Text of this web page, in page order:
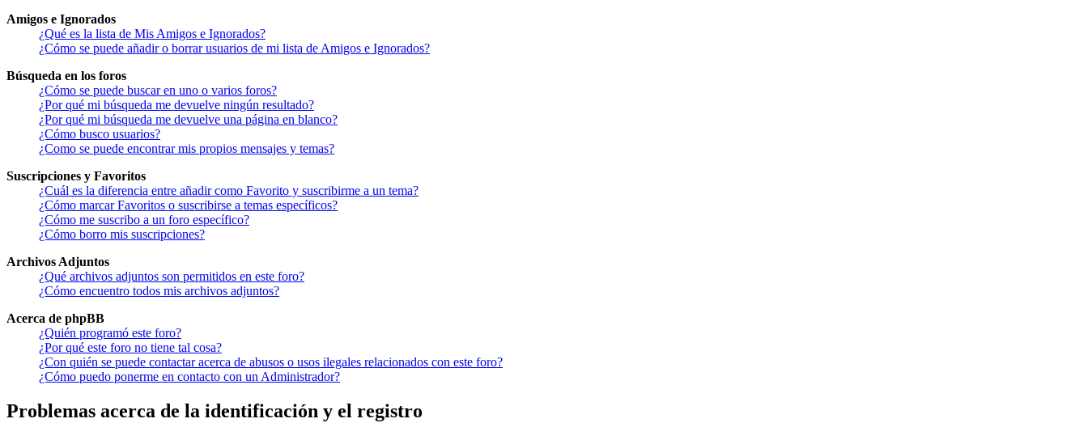
Amigos e Ignorados
¿Qué es la lista de Mis Amigos e Ignorados?
¿Cómo se puede añadir o borrar usuarios de mi lista de Amigos e Ignorados?
Búsqueda en los foros
¿Cómo se puede buscar en uno o varios foros?
¿Por qué mi búsqueda me devuelve ningún resultado?
¿Por qué mi búsqueda me devuelve una página en blanco?
¿Cómo busco usuarios?
¿Como se puede encontrar mis propios mensajes y temas?
Suscripciones y Favoritos
¿Cuál es la diferencia entre añadir como Favorito y suscribirme a un tema?
¿Cómo marcar Favoritos o suscribirse a temas específicos?
¿Cómo me suscribo a un foro específico?
¿Cómo borro mis suscripciones?
Archivos Adjuntos
¿Qué archivos adjuntos son permitidos en este foro?
¿Cómo encuentro todos mis archivos adjuntos?
Acerca de phpBB
¿Quién programó este foro?
¿Por qué este foro no tiene tal cosa?
¿Con quién se puede contactar acerca de abusos o usos ilegales relacionados con este foro?
¿Cómo puedo ponerme en contacto con un Administrador?
Problemas acerca de la identificación y el registro